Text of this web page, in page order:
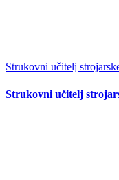
Strukovni učitelj
Strukovni učitelj